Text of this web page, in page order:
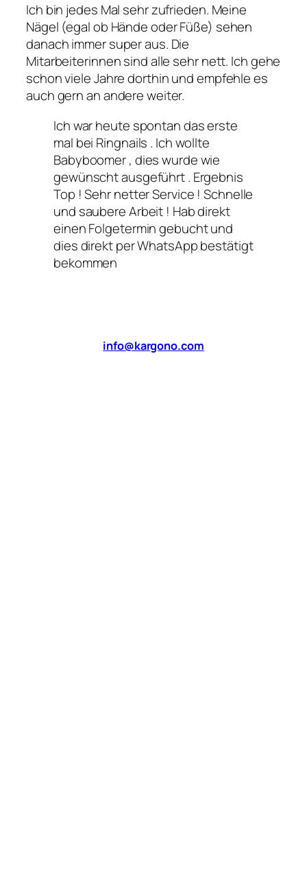
Ich bin jedes Mal sehr zufrieden. Meine
Nägel (egal ob Hände oder Füße) sehen
danach immer super aus. Die
Mitarbeiterinnen sind alle sehr nett. Ich gehe
schon viele Jahre dorthin und empfehle es
auch gern an andere weiter.
Ich war heute spontan das erste
mal bei Ringnails . Ich wollte
Babyboomer , dies wurde wie
gewünscht ausgeführt . Ergebnis
Top ! Sehr netter Service ! Schnelle
und saubere Arbeit ! Hab direkt
einen Folgetermin gebucht und
dies direkt per WhatsApp bestätigt
bekommen
info@kargono.com